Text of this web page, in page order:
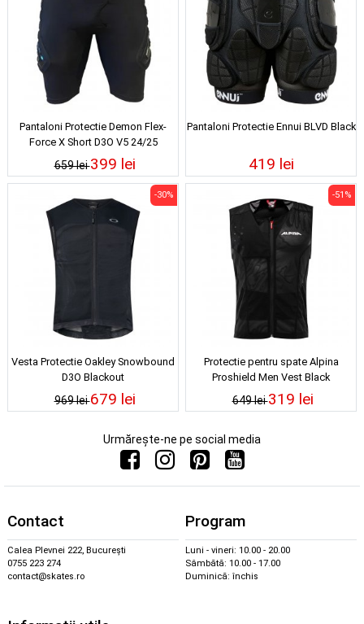
Pantaloni Protectie Demon Flex-
Force X Short D3O V5 24/25
659 lei399 lei
Pantaloni Protectie Ennui BLVD Black
419 lei
Vesta Protectie Oakley Snowbound
D3O Blackout
969 lei
-30%
679 lei
Protectie pentru spate Alpina
Proshield Men Vest Black
649 lei
-51%
319 lei
Urmărește-ne pe social media
Contact
Calea Plevnei 222, București
0755 223 274
contact@skates.ro
Program
Luni - vineri: 10.00 - 20.00
Sâmbătă: 10.00 - 17.00
Duminică: închis